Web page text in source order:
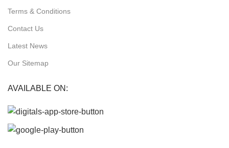
Terms & Conditions
Contact Us
Latest News
Our Sitemap
AVAILABLE ON: